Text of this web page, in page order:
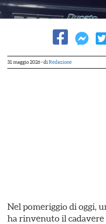
31 maggio 2026- di Redazione
Nel pomeriggio di oggi,
ha rinvenuto il